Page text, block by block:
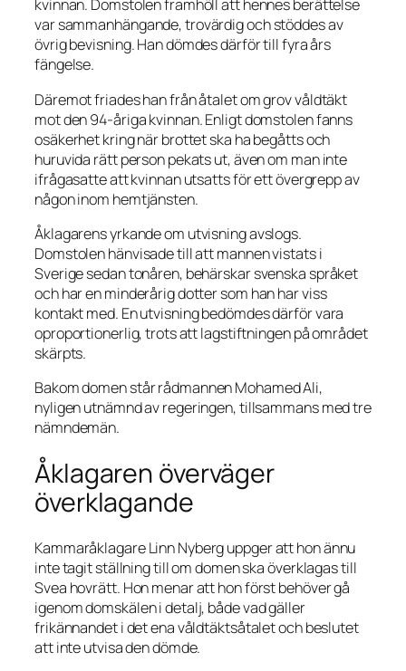
kvinnan. Domstolen framhöll att hennes berättelse
var sammanhängande, trovärdig och stöddes av
övrig bevisning. Han dömdes därför till fyra års
fängelse.
Däremot friades han från åtalet om grov våldtäkt
mot den 94-åriga kvinnan. Enligt domstolen fanns
osäkerhet kring när brottet ska ha begåtts och
huruvida rätt person pekats ut, även om man inte
ifrågasatte att kvinnan utsatts för ett övergrepp av
någon inom hemtjänsten.
Åklagarens yrkande om utvisning avslogs.
Domstolen hänvisade till att mannen vistats i
Sverige sedan tonåren, behärskar svenska språket
och har en minderårig dotter som han har viss
kontakt med. En utvisning bedömdes därför vara
oproportionerlig, trots att lagstiftningen på området
skärpts.
Bakom domen står rådmannen Mohamed Ali,
nyligen utnämnd av regeringen, tillsammans med tre
nämndemän.
Åklagaren överväger
överklagande
Kammaråklagare Linn Nyberg uppger att hon ännu
inte tagit ställning till om domen ska överklagas till
Svea hovrätt. Hon menar att hon först behöver gå
igenom domskälen i detalj, både vad gäller
frikännandet i det ena våldtäktsåtalet och beslutet
att inte utvisa den dömde.